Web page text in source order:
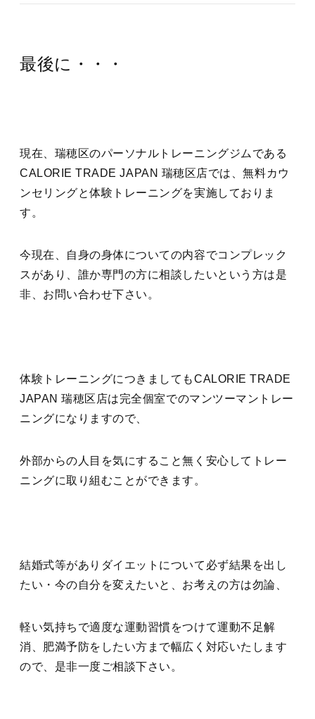
最後に・・・
現在、瑞穂区のパーソナルトレーニングジムである
CALORIE TRADE JAPAN 瑞穂区店では、無料カウ
ンセリングと体験トレーニングを実施しておりま
す。
今現在、自身の身体についての内容でコンプレック
スがあり、誰か専門の方に相談したいという方は是
非、お問い合わせ下さい。
体験トレーニングにつきましてもCALORIE TRADE
JAPAN 瑞穂区店は完全個室でのマンツーマントレー
ニングになりますので、
外部からの人目を気にすること無く安心してトレー
ニングに取り組むことができます。
結婚式等がありダイエットについて必ず結果を出し
たい・今の自分を変えたいと、お考えの方は勿論、
軽い気持ちで適度な運動習慣をつけて運動不足解
消、肥満予防をしたい方まで幅広く対応いたします
ので、是非一度ご相談下さい。